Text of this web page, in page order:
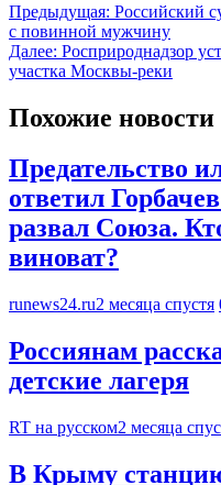
Предыдущая: Российский
с повинной мужчину
Далее: Росприроднадзор
участка Москвы-реки
Похожие новости
Предательство
ответил
развал Союза.
виноват?
runews24.ru2 месяца спустя
Россиянам
детские лагеря
RT на русском2 месяца
В Крыму